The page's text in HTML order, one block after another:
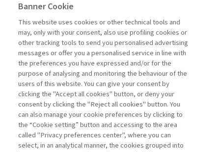
HIGHLIGHTS
ASPETTI ORGANIZZATIVI NELLA
TRANSIZIONE ...
di Andrea Ciacci e Lara Penco
La consultazione dei libri è riservata esclusivamente
agli abbonati Premium
Legenda: Accedi Per registrati Per abbonati
Banner Cookie
This website uses cookies or other technical tools and
may, only with your consent, also use profiling cookies or
other tracking tools to send you personalised advertising
messages or offer you a personalised service in line with
the preferences you have expressed and/or for the
purpose of analysing and monitoring the behaviour of the
users of this website. You can give your consent by
clicking the "Accept all cookies" button, or deny your
consent by clicking the "Reject all cookies" button. You
can also manage your cookie preferences by clicking to
the “Cookie setting” button and accessing to the area
called "Privacy preferences center", where you can
select, in an analytical manner, the cookies grouped into